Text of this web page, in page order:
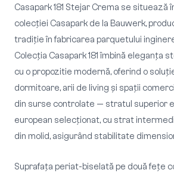
Casapark 181 Stejar Crema se situează
colecției Casapark de la Bauwerk,
tradiție în fabricarea parquetului
Colecția Casapark 181 îmbină eleganța
cu o propozitie modernă, oferind o
dormitoare, arii de living și spații
din surse controlate — stratul superior
european selecționat, cu strat
din molid, asigurând stabilitate
Suprafața periat-biselată pe două fețe